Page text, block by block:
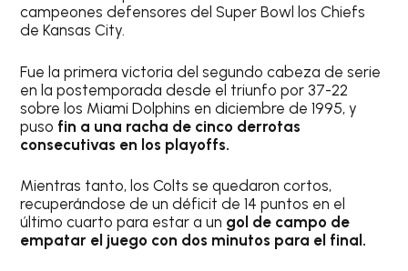
campeones defensores del Super Bowl los Chiefs
de Kansas City.
Fue la primera victoria del segundo cabeza de serie
en la postemporada desde el triunfo por 37-22
sobre los Miami Dolphins en diciembre de 1995, y
puso fin a una racha de cinco derrotas
consecutivas en los playoffs.
Mientras tanto, los Colts se quedaron cortos,
recuperándose de un déficit de 14 puntos en el
último cuarto para estar a un gol de campo de
empatar el juego con dos minutos para el final.